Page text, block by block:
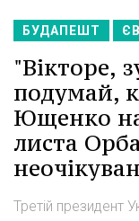
БУДАПЕШТ
"Вікторе,
подумай,
Ющенко
листа
Третій президент